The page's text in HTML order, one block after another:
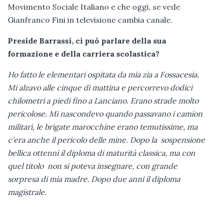
Movimento Sociale Italiano e che oggi, se vede
Gianfranco Fini in televisione cambia canale.
Preside Barrassi, ci può parlare della sua
formazione e della carriera scolastica?
Ho fatto le elementari ospitata da mia zia a Fossacesia.
Mi alzavo alle cinque di mattina e percorrevo dodici
chilometri a piedi fino a Lanciano. Erano strade molto
pericolose. Mi nascondevo quando passavano i camion
militari, le brigate marocchine erano temutissime, ma
c’era anche il pericolo delle mine. Dopo la sospensione
bellica ottenni il diploma di maturità classica, ma con
quel titolo non si poteva insegnare, con grande
sorpresa di mia madre. Dopo due anni il diploma
magistrale.